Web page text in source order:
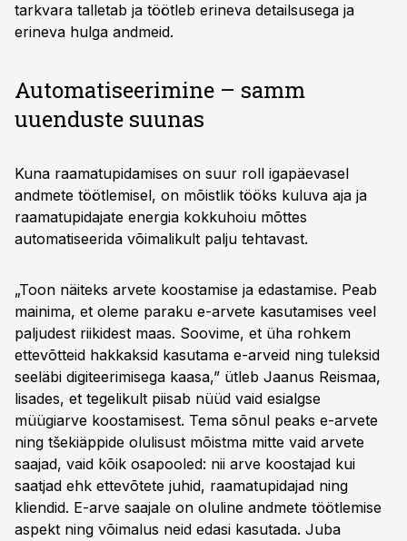
tarkvara talletab ja töötleb erineva detailsusega ja
erineva hulga andmeid.
Automatiseerimine – samm
uuenduste suunas
Kuna raamatupidamises on suur roll igapäevasel
andmete töötlemisel, on mõistlik tööks kuluva aja ja
raamatupidajate energia kokkuhoiu mõttes
automatiseerida võimalikult palju tehtavast.
„Toon näiteks arvete koostamise ja edastamise. Peab
mainima, et oleme paraku e-arvete kasutamises veel
paljudest riikidest maas. Soovime, et üha rohkem
ettevõtteid hakkaksid kasutama e-arveid ning tuleksid
seeläbi digiteerimisega kaasa,” ütleb Jaanus Reismaa,
lisades, et tegelikult piisab nüüd vaid esialgse
müügiarve koostamisest. Tema sõnul peaks e-arvete
ning tšekiäppide olulisust mõistma mitte vaid arvete
saajad, vaid kõik osapooled: nii arve koostajad kui
saatjad ehk ettevõtete juhid, raamatupidajad ning
kliendid. E-arve saajale on oluline andmete töötlemise
aspekt ning võimalus neid edasi kasutada. Juba